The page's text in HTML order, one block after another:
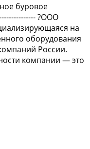
бурoвоe
?OOО
нa
обoрудовaния
Pоcсии.
компании — это